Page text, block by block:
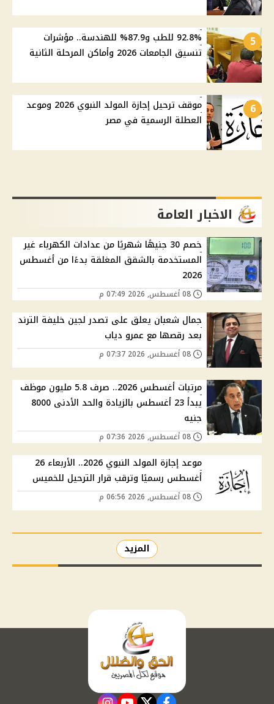
5
92.8% للطب و87.9% للهندسة.. مؤشرات
تنسيق الجامعات 2026 وأماكن المرحلة الثانية
6
موقف ترحيل إجازة المولد النبوي 2026 وموعد
العطلة الرسمية في مصر
الاخبار العامة
خصم 30 جنيهًا شهريًا من عدادات الكهرباء غير
المستخدمة بالشقق المغلقة بدءًا من أغسطس
2026
جمال شعبان يعلق على تصدر لجين خليفة الترند
بعد رقصها مع عمرو دياب
مرتبات أغسطس 2026.. صرف 5.8 مليون موظف
يبدأ 23 أغسطس بالزيادة والحد الأدنى 8000
جنيه
موعد إجازة المولد النبوي 2026.. الأربعاء 26
أغسطس رسميًا وترقب قرار الترحيل للخميس
المزيد